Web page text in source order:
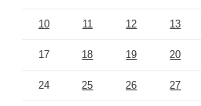
10 11 12 13
17 18 19 20
24 25 26 27